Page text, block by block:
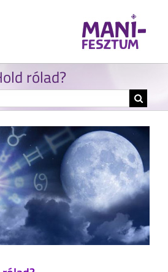
rólad?